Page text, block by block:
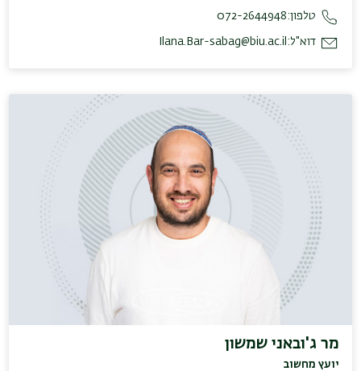
טלפון:072-2644948
דוא"ל: Ilana.Bar-sabag@biu.ac.il
מר ג'ובאני שמשון
יועץ מחשוב